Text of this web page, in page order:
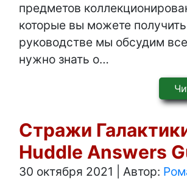
предметов
которые вы можете
руководстве мы обсудим
нужно знать о…
Стражи
Huddle Answers
30 октября 2021 Автор: